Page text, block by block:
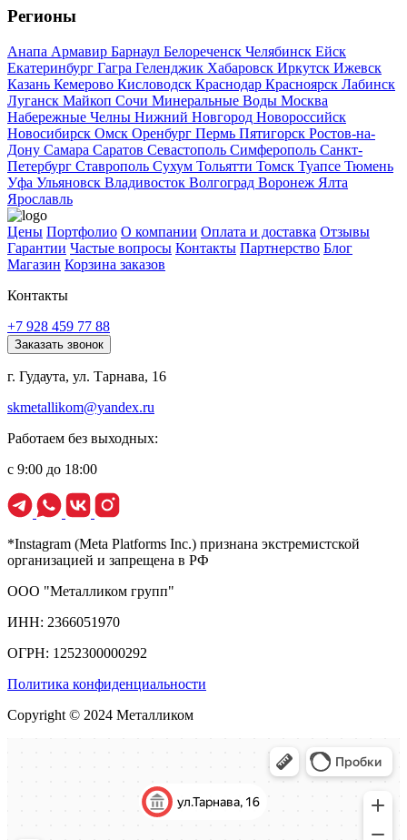
Регионы
Анапа Армавир Барнаул Белореченск Челябинск Ейск
Екатеринбург Гагра Геленджик Хабаровск Иркутск Ижевск
Казань Кемерово Кисловодск Краснодар Красноярск Лабинск
Луганск Майкоп Сочи Минеральные Воды Москва
Набережные Челны Нижний Новгород Новороссийск
Новосибирск Омск Оренбург Пермь Пятигорск Ростов-на-
Дону Самара Саратов Севастополь Симферополь Санкт-
Петербург Ставрополь Сухум Тольятти Томск Туапсе Тюмень
Уфа Ульяновск Владивосток Волгоград Воронеж Ялта
Ярославль
Цены Портфолио О компании Оплата и доставка Отзывы
Гарантии Частые вопросы Контакты Партнерство Блог
Магазин Корзина заказов
Контакты
+7 928 459 77 88
Заказать звонок
г. Гудаута, ул. Тарнава, 16
skmetallikom@yandex.ru
Работаем без выходных:
с 9:00 до 18:00
*Instagram (Meta Platforms Inc.) признана экстремистской
организацией и запрещена в РФ
ООО "Металликом групп"
ИНН: 2366051970
ОГРН: 1252300000292
Политика конфиденциальности
Copyright © 2024 Металликом